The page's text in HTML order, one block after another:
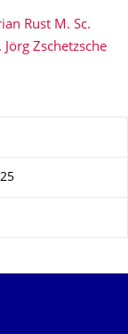
Rust M. Sc.
Jörg Zschetzsche